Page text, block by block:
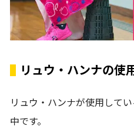
リュウ・ハンナの使
リュウ・ハンナが使用して
中です。